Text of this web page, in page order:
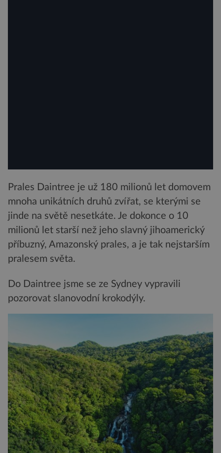
Prales Daintree je už 180 milionů let domovem
mnoha unikátních druhů zvířat, se kterými se
jinde na světě nesetkáte. Je dokonce o 10
milionů let starší než jeho slavný jihoamerický
příbuzný, Amazonský prales, a je tak nejstarším
pralesem světa.
Do Daintree jsme se ze Sydney vypravili
pozorovat slanovodní krokodýly.